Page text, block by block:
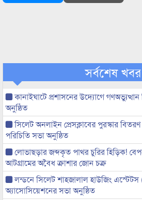
সর্বশেষ খবর
কানাইঘাটে প্রশাসনের উদ্যোগে
অনুষ্ঠিত
সিলেট অনলাইন প্রেসক্লাবের পুরস্কার
পরিচিতি সভা অনুষ্ঠিত
লোভাছড়ার জব্দকৃত পাথর চুরির হিড়িক!
আটগ্রামের অবৈধ ক্রাশার জোন চক্র
লন্ডনে সিলেট শাহজালাল হাউজিং এস্টেটস
অ্যাসোসিয়েশনের সভা অনুষ্ঠিত